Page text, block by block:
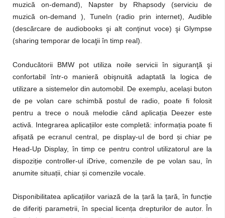
muzică on-demand), Napster by Rhapsody (serviciu de
muzică on-demand ), TuneIn (radio prin internet), Audible
(descărcare de audiobooks şi alt conţinut voce) şi Glympse
(sharing temporar de locaţii în timp real).
Conducătorii BMW pot utiliza noile servicii în siguranţă şi
confortabil într-o manieră obişnuită adaptată la logica de
utilizare a sistemelor din automobil. De exemplu, același buton
de pe volan care schimbă postul de radio, poate fi folosit
pentru a trece o nouă melodie când aplicația Deezer este
activă. Integrarea aplicațiilor este completă: informația poate fi
afișată pe ecranul central, pe display-ul de bord și chiar pe
Head-Up Display, în timp ce pentru control utilizatorul are la
dispoziție controller-ul iDrive, comenzile de pe volan sau, în
anumite situații, chiar și comenzile vocale.
Disponibilitatea aplicațiilor variază de la țară la țară, în funcție
de diferiți parametrii, în special licența drepturilor de autor. În